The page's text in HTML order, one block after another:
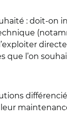
: doit-on
que l’on